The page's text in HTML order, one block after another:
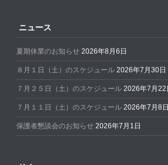
ニュース
夏期休業のお知らせ 2026年8月6日
８月１日（土）のスケジュール 2026年7月30日
７月２５日（土）のスケジュール 2026年7月22
７月１１日（土）のスケジュール 2026年7月8日
保護者懇談会のお知らせ 2026年7月1日